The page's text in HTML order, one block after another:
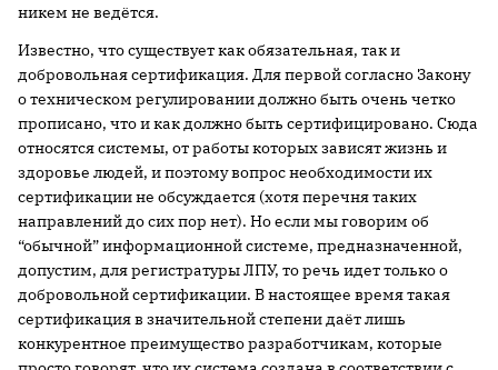
никем не ведётся.
Известно, что существует как обязательная, так и
добровольная сертификация. Для первой согласно Закону
о техническом регулировании должно быть очень четко
прописано, что и как должно быть сертифицировано. Сюда
относятся системы, от работы которых зависят жизнь и
здоровье людей, и поэтому вопрос необходимости их
сертификации не обсуждается (хотя перечня таких
направлений до сих пор нет). Но если мы говорим об
“обычной” информационной системе, предназначенной,
допустим, для регистратуры ЛПУ, то речь идет только о
добровольной сертификации. В настоящее время такая
сертификация в значительной степени даёт лишь
конкурентное преимущество разработчикам, которые